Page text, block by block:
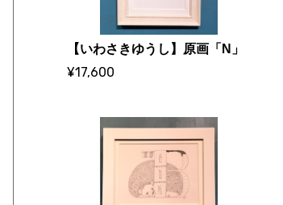
【いわさきゆうし】原画「N」
¥17,600